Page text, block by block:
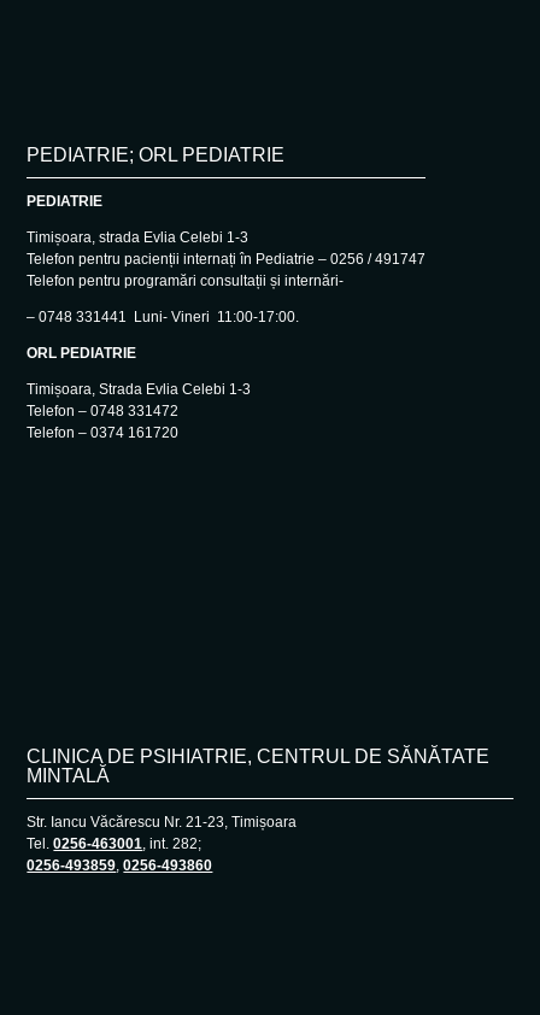
PEDIATRIE; ORL PEDIATRIE
PEDIATRIE
Timișoara, strada Evlia Celebi 1-3
Telefon pentru pacienții internați în Pediatrie – 0256 / 491747
Telefon pentru programări consultații și internări-
– 0748 331441 Luni- Vineri 11:00-17:00.
ORL PEDIATRIE
Timișoara, Strada Evlia Celebi 1-3
Telefon – 0748 331472
Telefon – 0374 161720
CLINICA DE PSIHIATRIE, CENTRUL DE SĂNĂTATE
MINTALĂ
Str. Iancu Văcărescu Nr. 21-23, Timișoara
Tel.0256-463001, int. 282;
0256-493859,0256-493860